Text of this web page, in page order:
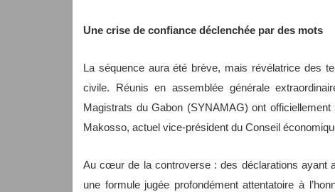
Une crise de confiance déclenchée par des mots
La séquence aura été brève, mais révélatrice des
civile. Réunis en assemblée générale
Magistrats du Gabon (SYNAMAG) ont
Makosso, actuel vice-président du Conseil
Au cœur de la controverse : des déclarations ayant
une formule jugée profondément attentatoire à